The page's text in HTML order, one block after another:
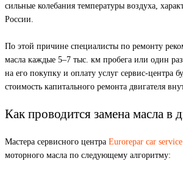
сильные колебания температуры воздуха,
России.
По этой причине специалисты по ремонту
масла каждые 5–7 тыс. км пробега или один
на его покупку и оплату услуг сервис-центра
стоимость капитального ремонта двигателя
Как проводится замена масла в
Мастера сервисного центра Eurorepar car service
моторного масла по следующему алгоритму: